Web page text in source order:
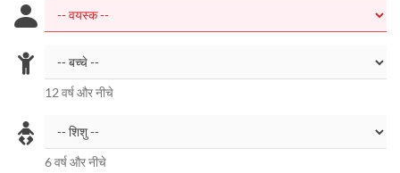
12 वर्ष और नीचे
6 वर्ष और नीचे